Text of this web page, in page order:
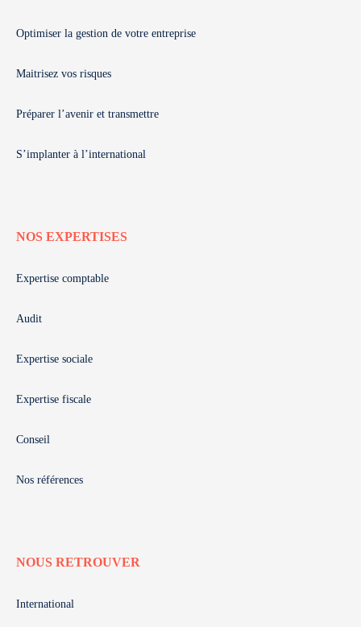
Optimiser la gestion de votre entreprise
Maitrisez vos risques
Préparer l’avenir et transmettre
S’implanter à l’international
NOS EXPERTISES
Expertise comptable
Audit
Expertise sociale
Expertise fiscale
Conseil
Nos références
NOUS RETROUVER
International